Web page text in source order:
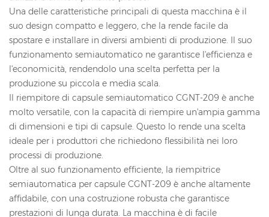
Una delle caratteristiche principali di questa macchina è il
suo design compatto e leggero, che la rende facile da
spostare e installare in diversi ambienti di produzione. Il suo
funzionamento semiautomatico ne garantisce l'efficienza e
l'economicità, rendendolo una scelta perfetta per la
produzione su piccola e media scala.
Il riempitore di capsule semiautomatico CGNT-209 è anche
molto versatile, con la capacità di riempire un'ampia gamma
di dimensioni e tipi di capsule. Questo lo rende una scelta
ideale per i produttori che richiedono flessibilità nei loro
processi di produzione.
Oltre al suo funzionamento efficiente, la riempitrice
semiautomatica per capsule CGNT-209 è anche altamente
affidabile, con una costruzione robusta che garantisce
prestazioni di lunga durata. La macchina è di facile